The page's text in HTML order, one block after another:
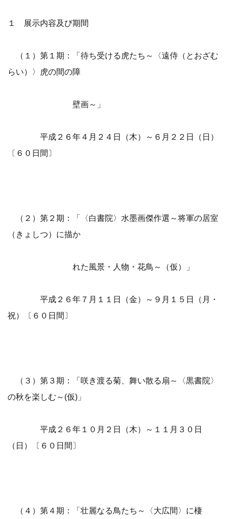
１ 展示内容及び期間
（１）第１期：「待ち受ける虎たち～〈遠侍（とおざむ
らい）〉虎の間の障
壁画～」
平成２６年４月２４日（木）～６月２２日（日）
〔６０日間〕
（２）第２期：「〈白書院〉水墨画傑作選～将軍の居室
（きょしつ）に描か
れた風景・人物・花鳥～（仮）」
平成２６年７月１１日（金）～９月１５日（月・
祝）〔６０日間〕
（３）第３期：「咲き渡る菊、舞い散る扇～〈黒書院〉
の秋を楽しむ～(仮)」
平成２６年１０月２日（木）～１１月３０日
（日）〔６０日間〕
（４）第４期：「壮麗なる鳥たち～〈大広間〉に棲